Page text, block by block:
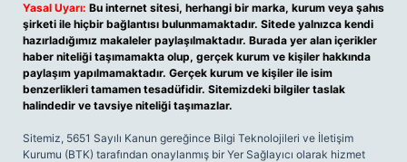
Yasal Uyarı: Bu internet sitesi, herhangi bir marka, kurum veya şahıs
şirketi ile hiçbir bağlantısı bulunmamaktadır. Sitede yalnızca kendi
hazırladığımız makaleler paylaşılmaktadır. Burada yer alan içerikler
haber niteliği taşımamakta olup, gerçek kurum ve kişiler hakkında
paylaşım yapılmamaktadır. Gerçek kurum ve kişiler ile isim
benzerlikleri tamamen tesadüfidir. Sitemizdeki bilgiler taslak
halindedir ve tavsiye niteliği taşımazlar.
Sitemiz, 5651 Sayılı Kanun gereğince Bilgi Teknolojileri ve İletişim
Kurumu (BTK) tarafından onaylanmış bir Yer Sağlayıcı olarak hizmet